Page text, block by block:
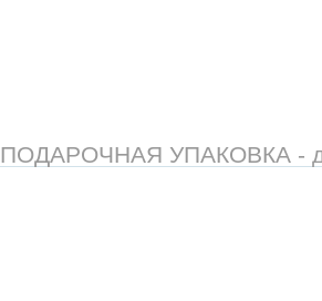
ПОДАРОЧНАЯ УПАКОВКА -